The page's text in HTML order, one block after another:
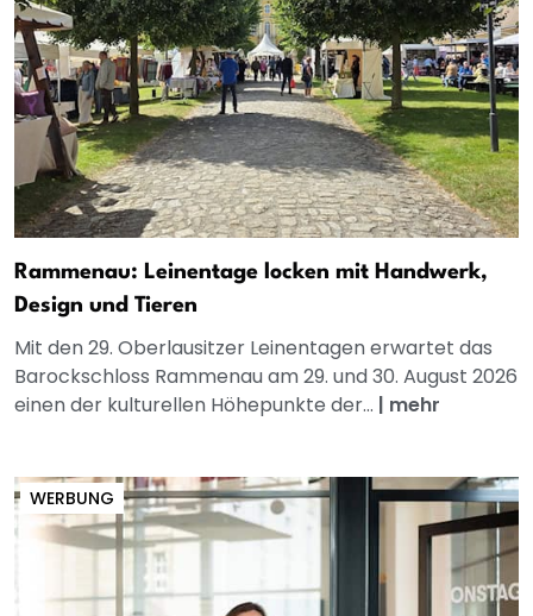
Rammenau: Leinentage locken mit Handwerk,
Design und Tieren
Mit den 29. Oberlausitzer Leinentagen erwartet das
Barockschloss Rammenau am 29. und 30. August 2026
einen der kulturellen Höhepunkte der... | mehr
WERBUNG